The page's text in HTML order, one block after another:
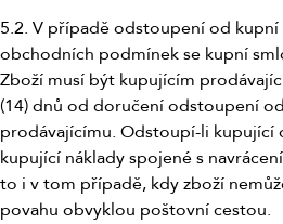
5.2. V případě odstoupení od
obchodních podmínek se kupní
Zboží musí být kupujícím
(14) dnů od doručení odstoupení
prodávajícímu. Odstoupí-li kupující
kupující náklady spojené s
to i v tom případě, kdy zboží
povahu obvyklou poštovní cestou.